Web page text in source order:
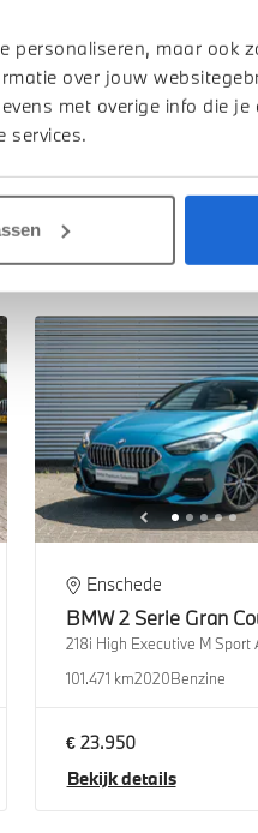
maar ook
over jouw
met overige info die
services.
Enschede
BMW 2 Serie Gran
218i High Executive M Sport
101.471 km2020Benzine
€ 23.950
Bekijk details